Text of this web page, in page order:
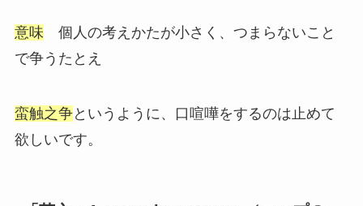
意味 個人の考えかたが小さく、つまらないこと
で争うたとえ
蛮触之争というように、口喧嘩をするのは止めて
欲しいです。